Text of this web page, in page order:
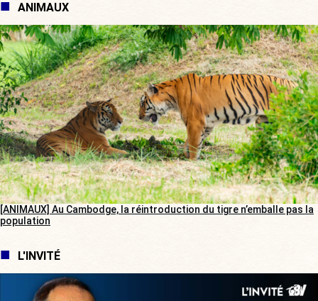
ANIMAUX
[ANIMAUX] Au Cambodge, la réintroduction du tigre n’emballe pas la
population
L'INVITÉ